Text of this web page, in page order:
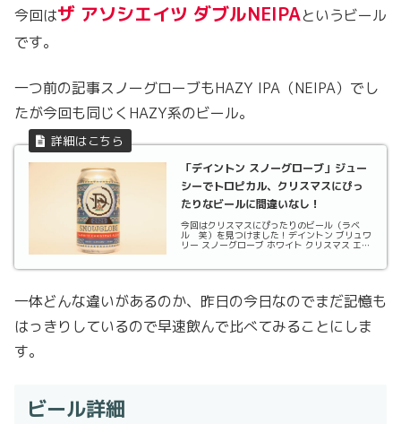
今回はザ アソシエイツ ダブルNEIPAというビール
です。
一つ前の記事スノーグローブもHAZY IPA（NEIPA）でし
たが今回も同じくHAZY系のビール。
「デイントン スノーグローブ」ジュー
シーでトロピカル、クリスマスにぴっ
たりなビールに間違いなし！
今回はクリスマスにぴったりのビール（ラベ
ル 笑）を見つけました！デイントン ブリュワ
リー スノーグローブ ホワイト クリスマス エー
たいと思います。ビール詳細DAINTON B...
一体どんな違いがあるのか、昨日の今日なのでまだ記憶も
はっきりしているので早速飲んで比べてみることにしま
す。
ビール詳細